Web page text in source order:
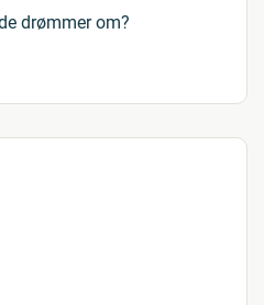
drømmer om?